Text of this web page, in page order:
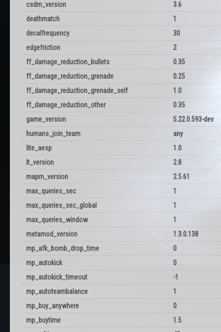
csdm_version
3.6
deathmatch
1
decalfrequency
30
edgefriction
2
ff_damage_reduction_bullets
0.35
ff_damage_reduction_grenade
0.25
ff_damage_reduction_grenade_self
1.0
ff_damage_reduction_other
0.35
game_version
5.22.0.593-dev
humans_join_team
any
lite_aesp
1.0
lt_version
2.8
mapm_version
2.5.61
max_queries_sec
1
max_queries_sec_global
1
max_queries_window
1
metamod_version
1.3.0.138
mp_afk_bomb_drop_time
0
mp_autokick
0
mp_autokick_timeout
-1
mp_autoteambalance
1
mp_buy_anywhere
0
mp_buytime
1.5